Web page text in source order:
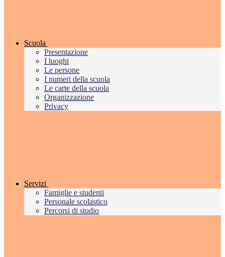
Scuola
Presentazione
I luoghi
Le persone
I numeri della scuola
Le carte della scuola
Organizzazione
Privacy
Servizi
Famiglie e studenti
Personale scolastico
Percorsi di studio